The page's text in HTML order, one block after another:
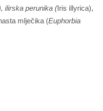
ilirska perunika (Iris illyrica),
mlječika (Euphorbia